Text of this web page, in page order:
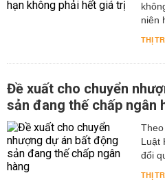
niên
THỊ
Đề xuất cho chuyển
sản đang thế chấp ngân
Luật
đổi
THỊ